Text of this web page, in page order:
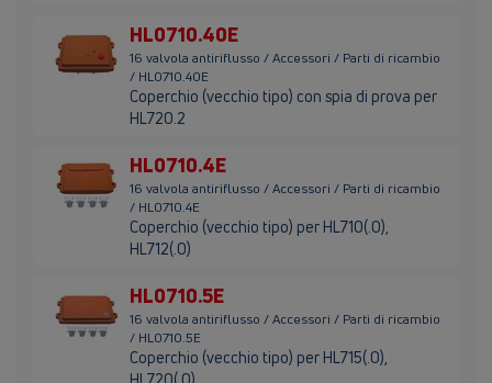
HL0710.40E
16 valvola antiriflusso / Accessori / Parti di ricambio
/ HL0710.40E
Coperchio (vecchio tipo) con spia di prova per
HL720.2
HL0710.4E
16 valvola antiriflusso / Accessori / Parti di ricambio
/ HL0710.4E
Coperchio (vecchio tipo) per HL710(.0),
HL712(.0)
HL0710.5E
16 valvola antiriflusso / Accessori / Parti di ricambio
/ HL0710.5E
Coperchio (vecchio tipo) per HL715(.0),